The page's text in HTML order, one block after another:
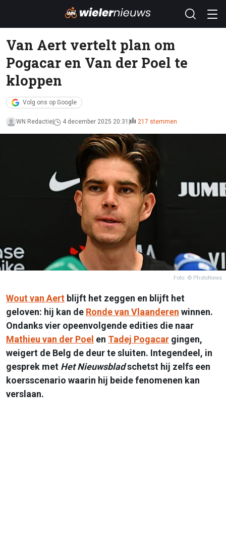
Van Aert vertelt plan om
Pogacar en Van der Poel te
kloppen
Volg ons op Google
WN Redactie 4 december 2025 20:31 217 stemmen
Foto: © PhotoNews
Wout van Aert blijft het zeggen en blijft het
geloven: hij kan de Ronde van Vlaanderen winnen.
Ondanks vier opeenvolgende edities die naar
Mathieu van der Poel en Tadej Pogacar gingen,
weigert de Belg de deur te sluiten. Integendeel, in
gesprek met Het Nieuwsbladschetst hij zelfs een
koersscenario waarin hij beide fenomenen kan
verslaan.